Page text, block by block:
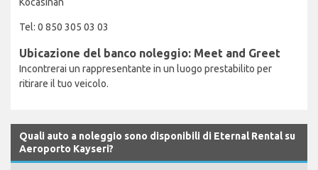
Tel: 0 850 305 03 03
Ubicazione del banco noleggio: Meet and Greet
Incontrerai un rappresentante in un luogo prestabilito per
ritirare il tuo veicolo.
Quali auto a noleggio sono disponibili di Eternal Rental su
Aeroporto Kayseri?